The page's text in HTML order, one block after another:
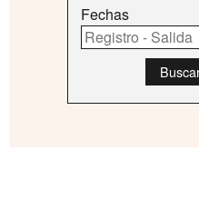
Fechas